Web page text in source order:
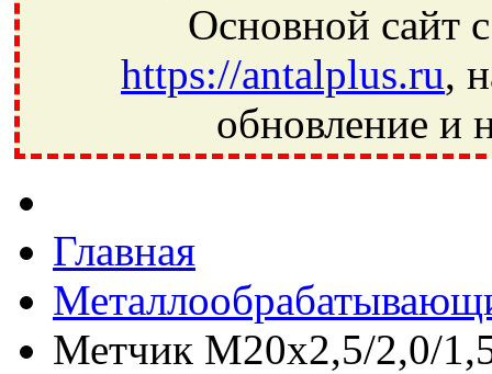
Основной сайт
https://antalplus.ru,
обновление и
Ивантеевка, подшипники, пневматика, метизы, техника,
Главная
Метчик M20x2,5/2,0/